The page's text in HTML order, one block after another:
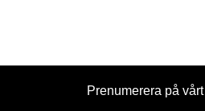
Prenumerera på vårt